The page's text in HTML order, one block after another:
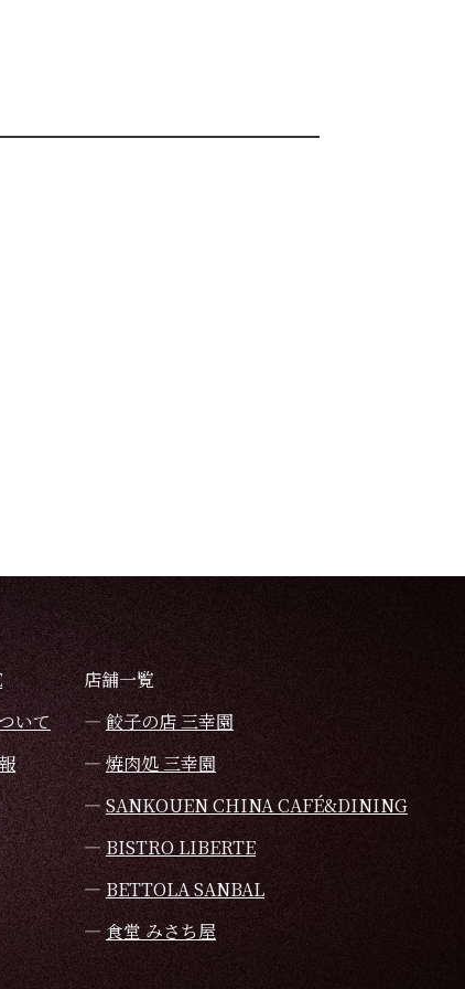
いて
店舗一覧
餃子の店 三幸園
焼肉処 三幸園
SANKOUEN CHINA CAFÉ&DINING
BISTRO LIBERTE
BETTOLA SANBAL
食堂 みさち屋